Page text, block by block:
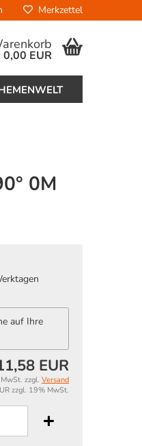
Merkzettel
0,00 EUR
0M
auf Ihre
EUR
zzgl. Versand
zzgl. 19% MwSt.